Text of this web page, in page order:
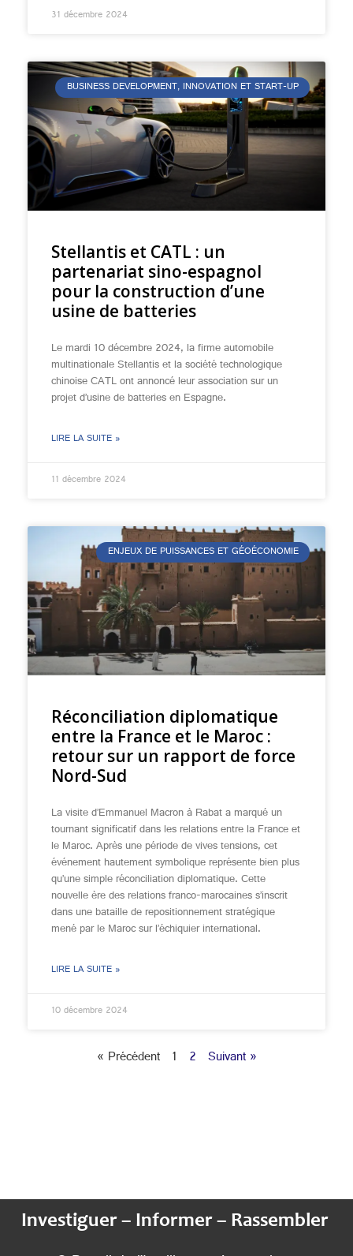
31 décembre 2024
BUSINESS DEVELOPMENT, INNOVATION ET START-UP
Stellantis et CATL : un
partenariat sino-espagnol
pour la construction d’une
usine de batteries
Le mardi 10 décembre 2024, la firme automobile
multinationale Stellantis et la société technologique
chinoise CATL ont annoncé leur association sur un
projet d’usine de batteries en Espagne.
LIRE LA SUITE »
11 décembre 2024
ENJEUX DE PUISSANCES ET GÉOÉCONOMIE
Réconciliation diplomatique
entre la France et le Maroc :
retour sur un rapport de force
Nord-Sud
La visite d’Emmanuel Macron à Rabat a marqué un
tournant significatif dans les relations entre la France et
le Maroc. Après une période de vives tensions, cet
événement hautement symbolique représente bien plus
qu’une simple réconciliation diplomatique. Cette
nouvelle ère des relations franco-marocaines s’inscrit
dans une bataille de repositionnement stratégique
mené par le Maroc sur l’échiquier international.
LIRE LA SUITE »
10 décembre 2024
« Précédent 1 2 Suivant »
Investiguer – Informer – Rassembler